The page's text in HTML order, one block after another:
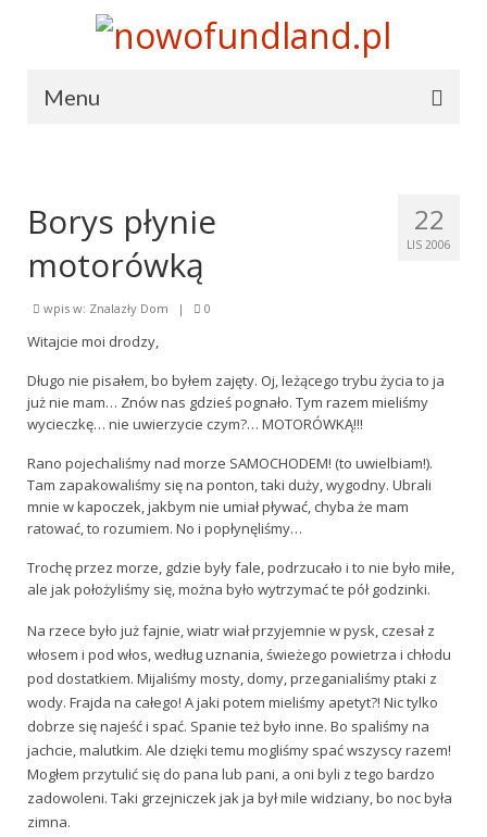
Menu
Statut
Cele i środki działania
Władze
Prasa o nas
Hymn
Dołącz do nas
Baner
Poradnik
O hodowli
Pielęgnacja
Wychowanie
Zdrowie
Żywienie
Sekcje Stowarzyszenia Terranova
22
LIS 2006
Borys płynie
motorówką
wpis w: Znalazły Dom | 0
Witajcie moi drodzy,
Długo nie pisałem, bo byłem zajęty. Oj, leżącego trybu życia to ja
już nie mam… Znów nas gdzieś pognało. Tym razem mieliśmy
wycieczkę… nie uwierzycie czym?… MOTORÓWKĄ!!!
Rano pojechaliśmy nad morze SAMOCHODEM! (to uwielbiam!).
Tam zapakowaliśmy się na ponton, taki duży, wygodny. Ubrali
mnie w kapoczek, jakbym nie umiał pływać, chyba że mam
ratować, to rozumiem. No i popłynęliśmy…
Trochę przez morze, gdzie były fale, podrzucało i to nie było miłe,
ale jak położyliśmy się, można było wytrzymać te pół godzinki.
Na rzece było już fajnie, wiatr wiał przyjemnie w pysk, czesał z
włosem i pod włos, według uznania, świeżego powietrza i chłodu
pod dostatkiem. Mijaliśmy mosty, domy, przeganialiśmy ptaki z
wody. Frajda na całego! A jaki potem mieliśmy apetyt?! Nic tylko
dobrze się najeść i spać. Spanie też było inne. Bo spaliśmy na
jachcie, malutkim. Ale dzięki temu mogliśmy spać wszyscy razem!
Mogłem przytulić się do pana lub pani, a oni byli z tego bardzo
zadowoleni. Taki grzejniczek jak ja był mile widziany, bo noc była
zimna.